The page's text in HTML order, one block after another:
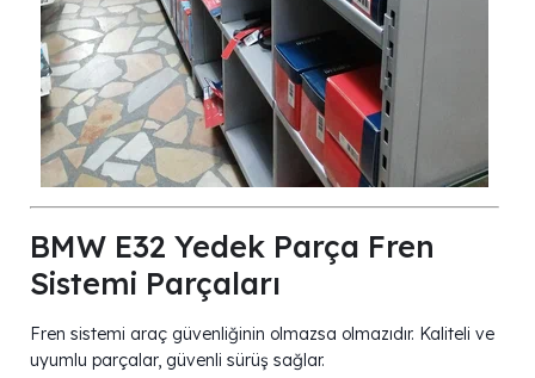
BMW E32 Yedek Parça Fren
Sistemi Parçaları
Fren sistemi araç güvenliğinin olmazsa olmazıdır. Kaliteli ve
uyumlu parçalar, güvenli sürüş sağlar.